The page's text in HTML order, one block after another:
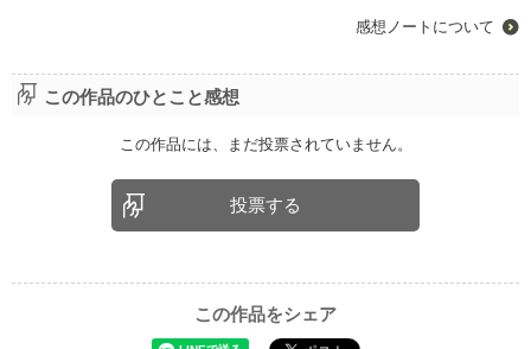
感想ノートについて
この作品のひとこと感想
この作品には、まだ投票されていません。
投票する
この作品をシェア